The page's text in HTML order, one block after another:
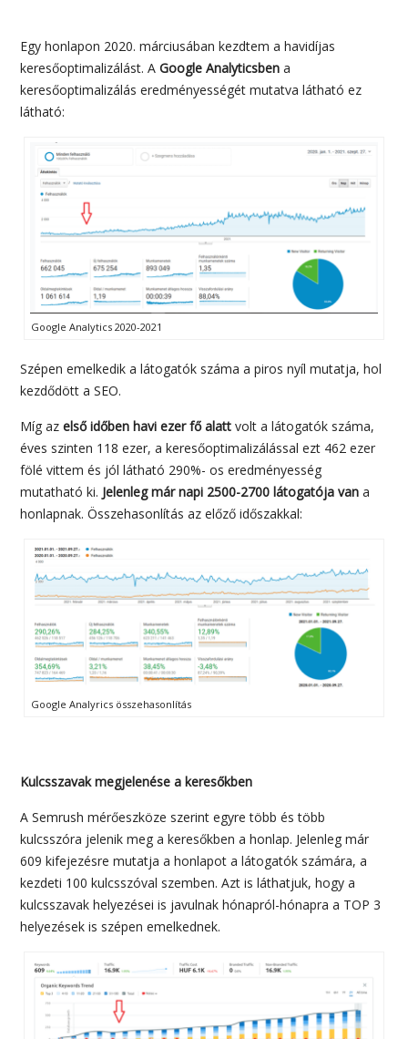
Egy honlapon 2020. márciusában kezdtem a havidíjas
keresőoptimalizálást. AGoogle Analyticsben a
keresőoptimalizálás eredményességét mutatva látható ez
látható:
Google Analytics 2020-2021
Szépen emelkedik a látogatók száma a piros nyíl mutatja, hol
kezdődött a SEO.
Míg azelső időben havi ezer fő alatt volt a látogatók száma,
éves szinten 118 ezer, a keresőoptimalizálással ezt 462 ezer
fölé vittem és jól látható 290%- os eredményesség
mutatható ki. Jelenleg már napi 2500-2700 látogatója van a
honlapnak. Összehasonlítás az előző időszakkal:
Google Analyrics összehasonlítás
Kulcsszavak megjelenése a keresőkben
A Semrush mérőeszköze szerint egyre több és több
kulcsszóra jelenik meg a keresőkben a honlap. Jelenleg már
609 kifejezésre mutatja a honlapot a látogatók számára, a
kezdeti 100 kulcsszóval szemben. Azt is láthatjuk, hogy a
kulcsszavak helyezései is javulnak hónapról-hónapra a TOP 3
helyezések is szépen emelkednek.